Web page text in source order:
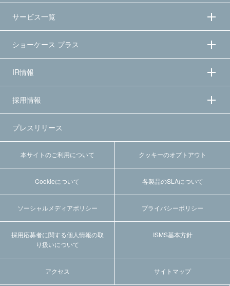
サービス一覧
ショーケース プラス
IR情報
採用情報
プレスリリース
本サイトのご利用について クッキーのオプトアウト
Cookieについて 各製品のSLAについて
ソーシャルメディアポリシー プライバシーポリシー
採用応募者に関する個人情報の取
り扱いについて
ISMS基本方針
アクセス サイトマップ